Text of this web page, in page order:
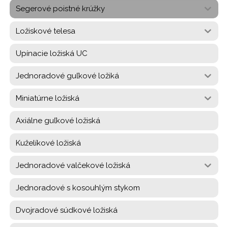
Segerové poistné krúžky
Ložiskové telesa
Upínacie ložiská UC
Jednoradové guľkové ložiká
Miniatúrne ložiská
Axiálne guľkové ložiská
Kuželíkové ložiská
Jednoradové valčekové ložiská
Jednoradové s kosouhlým stykom
Dvojradové súdkové ložiská